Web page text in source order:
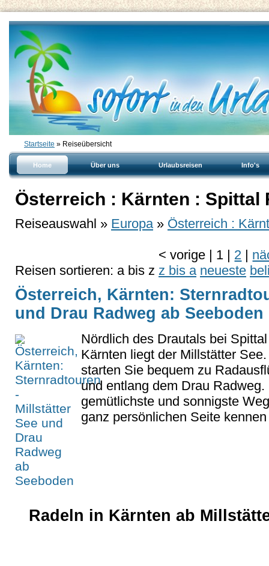
Startseite » Reiseübersicht
Home Über uns Urlaubsreisen Info's
Österreich : Kärnten : Spittal
Reiseauswahl » Europa » Österreich :
<vorige | 1 | 2 |
Reisen sortieren: a bis z z bis a neueste
Österreich, Kärnten:
und Drau Radweg ab Seeboden
Nördlich des Drautals bei
Kärnten liegt der Millstätter
starten Sie bequem zu
und entlang dem Drau
gemütlichste und sonnigste
ganz persönlichen Seite
Radeln in Kärnten ab